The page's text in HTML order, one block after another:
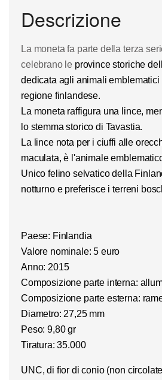
Descrizione
La moneta fa parte della terza
celebrano le province storiche
dedicata agli animali emblematici
regione finlandese.
La moneta raffigura una lince,
lo stemma storico di Tavastia.
La lince nota per i ciuffi alle
maculata, è l'animale
Unico felino selvatico della
notturno e preferisce i terreni
Paese: Finlandia
Valore nominale: 5 euro
Anno: 2015
Composizione parte interna:
Composizione parte esterna:
Diametro: 27,25 mm
Peso: 9,80 gr
Tiratura: 35.000
UNC, di fior di conio (non